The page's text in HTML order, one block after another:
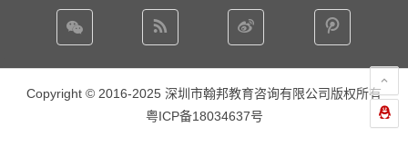
Copyright © 2016-2025 深圳市翰邦教育咨询有限公司版权所有
粤ICP备18034637号